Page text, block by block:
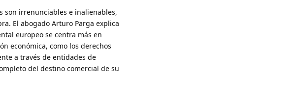
son irrenunciables e inalienables,
El abogado Arturo Parga explica
europeo se centra más en
económica, como los derechos
a través de entidades de
del destino comercial de su